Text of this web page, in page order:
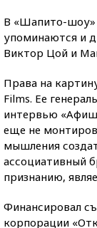
В «Шапито-шоу»
упоминаются и
Виктор Цой и
Права на
Films. Ее
интервью
еще не
мышления
ассоциативный
признанию,
Финансировал
корпорации